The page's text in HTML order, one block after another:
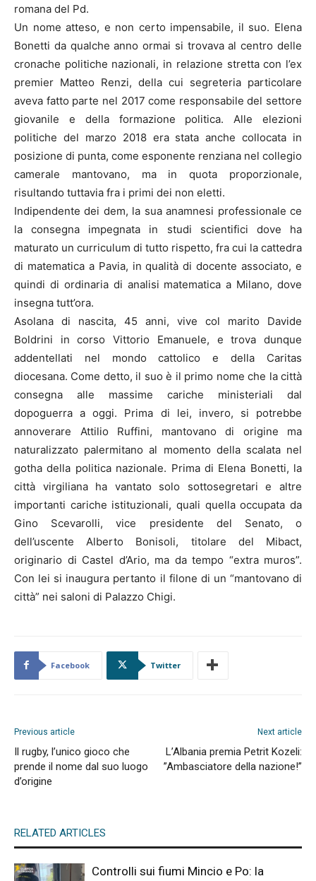
romana del Pd.
Un nome atteso, e non certo impensabile, il suo. Elena
Bonetti da qualche anno ormai si trovava al centro delle
cronache politiche nazionali, in relazione stretta con l’ex
premier Matteo Renzi, della cui segreteria particolare
aveva fatto parte nel 2017 come responsabile del settore
giovanile e della formazione politica. Alle elezioni
politiche del marzo 2018 era stata anche collocata in
posizione di punta, come esponente renziana nel collegio
camerale mantovano, ma in quota proporzionale,
risultando tuttavia fra i primi dei non eletti.
Indipendente dei dem, la sua anamnesi professionale ce
la consegna impegnata in studi scientifici dove ha
maturato un curriculum di tutto rispetto, fra cui la cattedra
di matematica a Pavia, in qualità di docente associato, e
quindi di ordinaria di analisi matematica a Milano, dove
insegna tutt’ora.
Asolana di nascita, 45 anni, vive col marito Davide
Boldrini in corso Vittorio Emanuele, e trova dunque
addentellati nel mondo cattolico e della Caritas
diocesana. Come detto, il suo è il primo nome che la città
consegna alle massime cariche ministeriali dal
dopoguerra a oggi. Prima di lei, invero, si potrebbe
annoverare Attilio Ruffini, mantovano di origine ma
naturalizzato palermitano al momento della scalata nel
gotha della politica nazionale. Prima di Elena Bonetti, la
città virgiliana ha vantato solo sottosegretari e altre
importanti cariche istituzionali, quali quella occupata da
Gino Scevarolli, vice presidente del Senato, o
dell’uscente Alberto Bonisoli, titolare del Mibact,
originario di Castel d’Ario, ma da tempo “extra muros”.
Con lei si inaugura pertanto il filone di un “mantovano di
città” nei saloni di Palazzo Chigi.
Facebook Twitter
Previous article
Il rugby, l’unico gioco che
prende il nome dal suo luogo
d’origine
Next article
L’Albania premia Petrit Kozeli:
”Ambasciatore della nazione!”
RELATED ARTICLES
Controlli sui fiumi Mincio e Po: la